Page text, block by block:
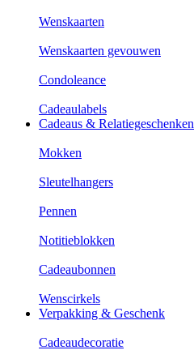
Wenskaarten
Wenskaarten gevouwen
Condoleance
Cadeaulabels
Cadeaus & Relatiegeschenken
Mokken
Sleutelhangers
Pennen
Notitieblokken
Cadeaubonnen
Wenscirkels
Verpakking & Geschenk
Cadeaudecoratie